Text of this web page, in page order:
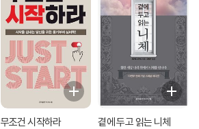
무조건 시작하라 곁에 두고 읽는 니체